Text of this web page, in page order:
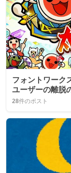
フォントワーク
ユーザーの離脱
28件のポスト